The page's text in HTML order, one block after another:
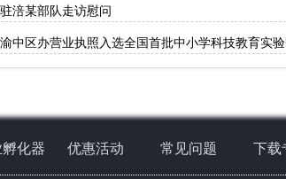
涪某部队走访慰问
财产安全
中区办营业执照入选全国首批中小学科技教育实
化器 优惠活动 常见问题 下载